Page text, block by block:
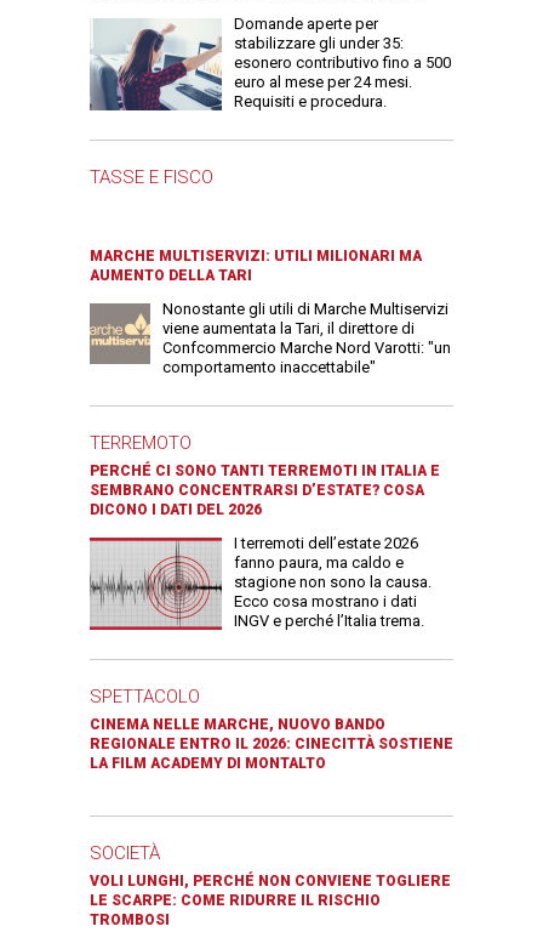
Domande aperte per
stabilizzare gli under 35:
esonero contributivo fino a 500
euro al mese per 24 mesi.
Requisiti e procedura.
TASSE E FISCO
MARCHE MULTISERVIZI: UTILI MILIONARI MA
AUMENTO DELLA TARI
Nonostante gli utili di Marche Multiservizi
viene aumentata la Tari, il direttore di
Confcommercio Marche Nord Varotti: "un
comportamento inaccettabile"
TERREMOTO
PERCHÉ CI SONO TANTI TERREMOTI IN ITALIA E
SEMBRANO CONCENTRARSI D’ESTATE? COSA
DICONO I DATI DEL 2026
I terremoti dell’estate 2026
fanno paura, ma caldo e
stagione non sono la causa.
Ecco cosa mostrano i dati
INGV e perché l’Italia trema.
SPETTACOLO
CINEMA NELLE MARCHE, NUOVO BANDO
REGIONALE ENTRO IL 2026: CINECITTÀ SOSTIENE
LA FILM ACADEMY DI MONTALTO
SOCIETÀ
VOLI LUNGHI, PERCHÉ NON CONVIENE TOGLIERE
LE SCARPE: COME RIDURRE IL RISCHIO
TROMBOSI